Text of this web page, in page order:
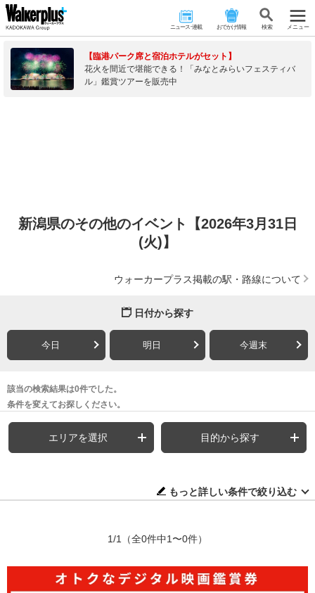
ニュース･連載 おでかけ情報 検 索 メニュー
【臨港パーク席と宿泊ホテルがセット】
花火を間近で堪能できる！「みなとみらいフェスティバ
ル」鑑賞ツアーを販売中
新潟県のその他のイベント【2026年3月31日
(火)】
ウォーカープラス掲載の駅・路線について
日付から探す
今日 明日 今週末
該当の検索結果は0件でした。
条件を変えてお探しください。
エリアを選択 目的から探す
もっと詳しい条件で絞り込む
1/1 （全0件中1〜0件）